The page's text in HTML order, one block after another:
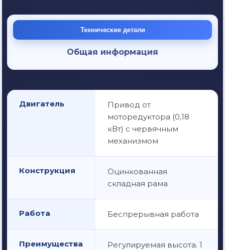
Технические детали
Общая информация
Двигатель
Привод от
моторедуктора (0,18
кВт) с червячным
механизмом
Конструкция
Оцинкованная
складная рама
Работа Беспрерывная работа
Преимущества
Регулируемая высота. 1